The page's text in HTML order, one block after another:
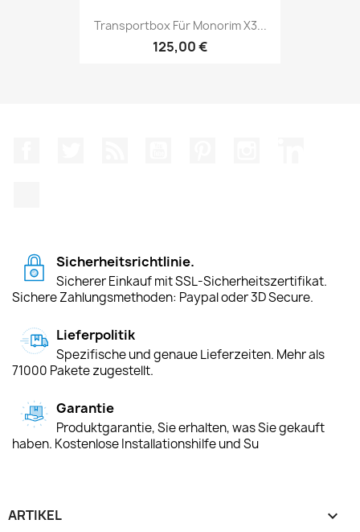
Transportbox Für Monorim X3...
125,00 €
Sicherheitsrichtlinie.
Sicherer Einkauf mit SSL-Sicherheitszertifikat.
Sichere Zahlungsmethoden: Paypal oder 3D Secure.
Lieferpolitik
Spezifische und genaue Lieferzeiten. Mehr als
71000 Pakete zugestellt.
Garantie
Produktgarantie, Sie erhalten, was Sie gekauft
haben. Kostenlose Installationshilfe und Su
ARTIKEL 